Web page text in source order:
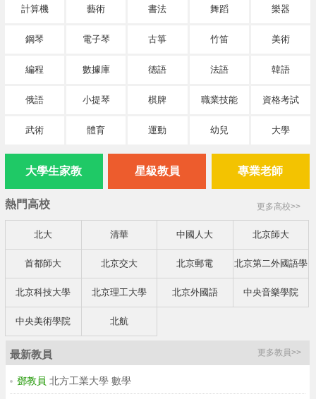
計算機 藝術 書法 舞蹈 樂器
鋼琴 電子琴 古箏 竹笛 美術
編程 數據庫 德語 法語 韓語
俄語 小提琴 棋牌 職業技能 資格考試
武術 體育 運動 幼兒 大學
大學生家教 星級教員 專業老師
熱門高校 更多高校>>
北大 清華 中國人大 北京師大
首都師大 北京交大 北京郵電 北京第二外國語學
院
北京科技大學 北京理工大學 北京外國語 中央音樂學院
中央美術學院 北航
更多教員>>
最新教員
鄧教員 北方工業大學 數學